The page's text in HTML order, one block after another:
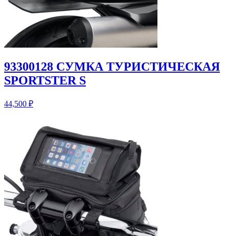
93300128 СУМКА ТУРИСТИЧЕСКАЯ
SPORTSTER S
44,500 ₽